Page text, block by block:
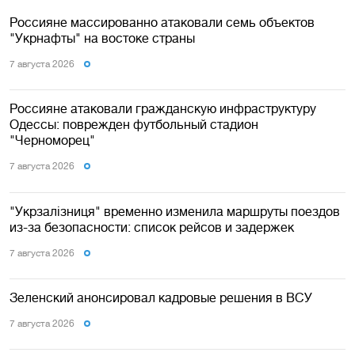
Россияне массированно атаковали семь объектов
"Укрнафты" на востоке страны
7 августа 2026
Россияне атаковали гражданскую инфраструктуру
Одессы: поврежден футбольный стадион
"Черноморец"
7 августа 2026
"Укрзалізниця" временно изменила маршруты поездов
из-за безопасности: список рейсов и задержек
7 августа 2026
Зеленский анонсировал кадровые решения в ВСУ
7 августа 2026